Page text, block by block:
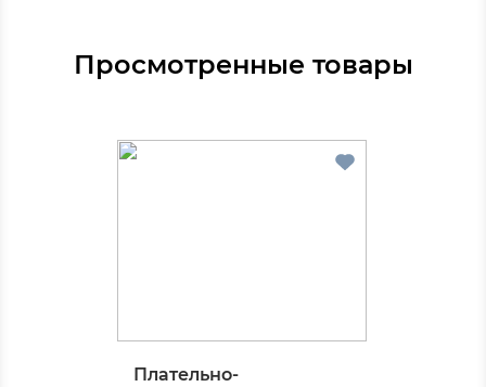
Просмотренные товары
Плательно-